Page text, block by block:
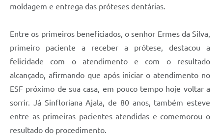
moldagem e entrega das próteses dentárias.
Entre os primeiros beneficiados, o senhor Ermes da Silva,
primeiro paciente a receber a prótese, destacou a
felicidade com o atendimento e com o resultado
alcançado, afirmando que após iniciar o atendimento no
ESF próximo de sua casa, em pouco tempo hoje voltar a
sorrir. Já Sinfloriana Ajala, de 80 anos, também esteve
entre as primeiras pacientes atendidas e comemorou o
resultado do procedimento.